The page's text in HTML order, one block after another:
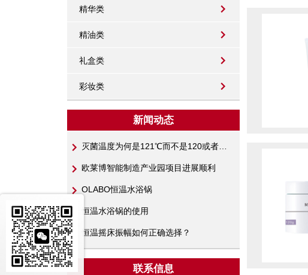
精华类
精油类
礼盒类
彩妆类
新闻动态
欧莱博智能制造产业园项目进展顺利
OLABO恒温水浴锅
恒温水浴锅的使用
恒温摇床振幅如何正确选择？
联系信息